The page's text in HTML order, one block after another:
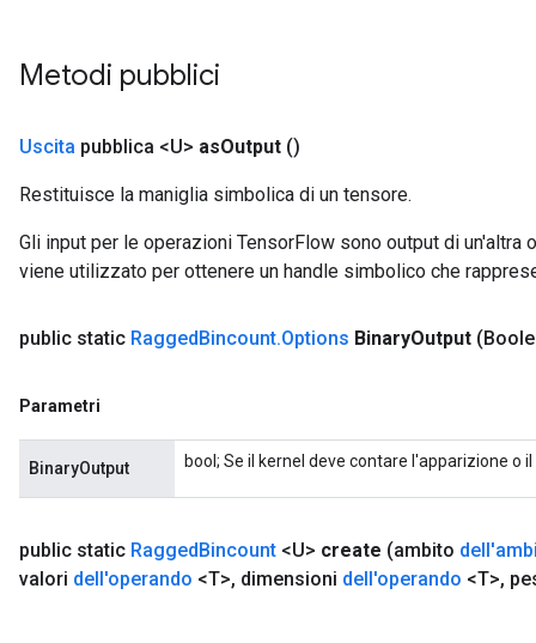
Metodi pubblici
Uscita pubblica <U> asOutput ()
Restituisce la maniglia simbolica di un tensore.
Gli input per le operazioni TensorFlow sono output di un'altra
viene utilizzato per ottenere un handle simbolico che
public static RaggedBincount.Options BinaryOutput
Parametri
BinaryOutput bool; Se il kernel deve contare l'apparizione o
public static RaggedBincount <U> create (ambito
valori dell'operando <T>, dimensioni dell'operando <T>,